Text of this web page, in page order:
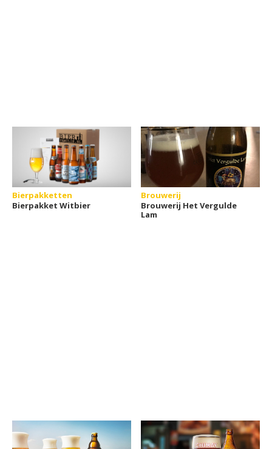
Bierpakketten
Bierpakket Witbier
Brouwerij
Brouwerij Het Vergulde
Lam